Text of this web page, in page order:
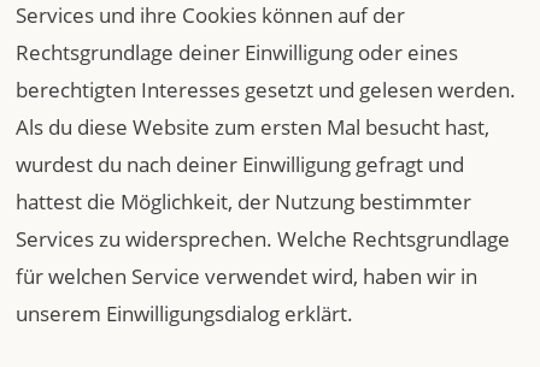
Services und ihre Cookies können auf der
Rechtsgrundlage deiner Einwilligung oder eines
berechtigten Interesses gesetzt und gelesen werden.
Als du diese Website zum ersten Mal besucht hast,
wurdest du nach deiner Einwilligung gefragt und
hattest die Möglichkeit, der Nutzung bestimmter
Services zu widersprechen. Welche Rechtsgrundlage
für welchen Service verwendet wird, haben wir in
unserem Einwilligungsdialog erklärt.